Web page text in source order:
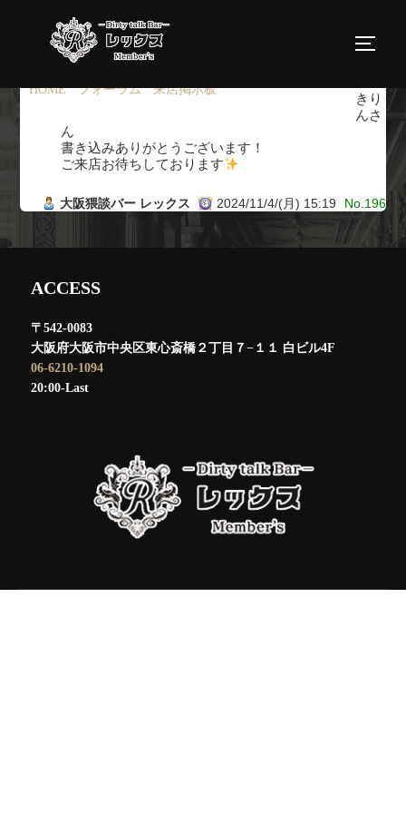
ン
プ
HOME › フォーラム › 来店掲示板 › 返信先: 来店掲示板
きり
んさ
ん
書き込みありがとうございます！
ご来店お待ちしております
大阪猥談バー レックス 2024/11/4/(月) 15:19 No.196
ACCESS
〒542-0083
大阪府大阪市中央区東心斎橋２丁目７−１１ 白ビル4F
06-6210-1094
20:00-Last